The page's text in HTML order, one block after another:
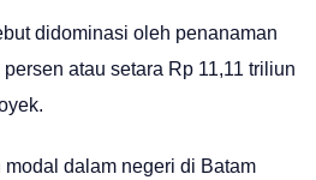
didominasi oleh penanaman
atau setara Rp 11,11 triliun
dalam negeri di Batam